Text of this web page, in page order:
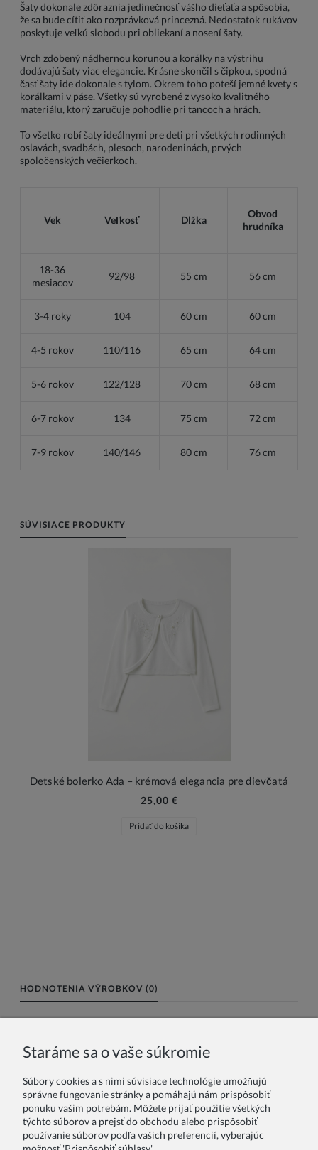
Šaty dokonale zdôraznia jedinečnosť vášho dieťaťa a spôsobia,
že sa bude cítiť ako rozprávková princezná. Nedostatok rukávov
poskytuje veľkú slobodu pri obliekaní a nosení šaty.
Vrch zdobený nádhernou korunou a korálky na výstrihu
dodávajú šaty viac elegancie. Krásne skončil s čipkou, spodná
časť šaty ide dokonale s tylom. Okrem toho poteší jemné kvety s
korálkami v páse. Všetky sú vyrobené z vysoko kvalitného
materiálu, ktorý zaručuje pohodlie pri tancoch a hrách.
To všetko robí šaty ideálnymi pre deti pri všetkých rodinných
oslavách, svadbách, plesoch, narodeninách, prvých
spoločenských večierkoch.
Vek Veľkosť Dlžka
Obvod
hrudníka
18-36
mesiacov
92/98 55 cm 56 cm
3-4 roky 104 60 cm 60 cm
4-5 rokov 110/116 65 cm 64 cm
5-6 rokov 122/128 70 cm 68 cm
6-7 rokov 134 75 cm 72 cm
7-9 rokov 140/146 80 cm 76 cm
SÚVISIACE PRODUKTY
Detské bolerko Ada – krémová elegancia pre dievčatá
25,00 €
Pridať do košíka
HODNOTENIA VÝROBKOV (0)
Vaše hodnotenie:
Staráme sa o vaše súkromie
Súbory cookies a s nimi súvisiace technológie umožňujú
správne fungovanie stránky a pomáhajú nám prispôsobiť
ponuku vašim potrebám. Môžete prijať použitie všetkých
týchto súborov a prejsť do obchodu alebo prispôsobiť
používanie súborov podľa vašich preferencií, vyberajúc